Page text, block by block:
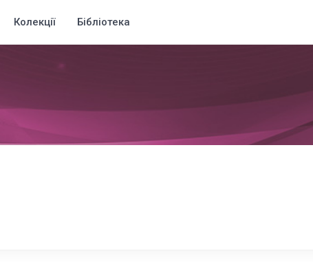
Колекції Бібліотека